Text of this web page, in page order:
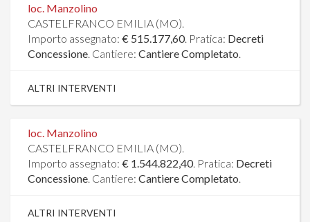
loc. Manzolino
CASTELFRANCO EMILIA (MO).
Importo assegnato: € 515.177,60. Pratica: Decreti
Concessione. Cantiere: Cantiere Completato.
ALTRI INTERVENTI
loc. Manzolino
CASTELFRANCO EMILIA (MO).
Importo assegnato: € 1.544.822,40. Pratica: Decreti
Concessione. Cantiere: Cantiere Completato.
ALTRI INTERVENTI